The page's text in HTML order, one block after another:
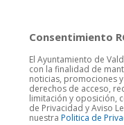
Consentimiento
El Ayuntamiento de
con la finalidad de
noticias, promociones
derechos de acceso,
limitación y oposición,
de Privacidad y Aviso
nuestra Politica de